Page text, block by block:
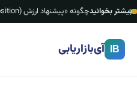
بیشتر بخوانیدچگونه «پیشنهاد ارزش (Value Proposition)» را با روش Value Proposition Canvas بسازیم؟ (چک‌لیست، قالب ۱ صفحه‌ای و نمونه‌های ایرانی)
IB آی‌بازاریابی